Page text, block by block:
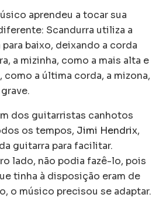
aprendeu a tocar sua
Scandurra utiliza a
baixo, deixando a corda
a mizinha, como a mais alta e
como a última corda, a mizona,
dos guitarristas canhotos
os tempos, Jimi Hendrix,
guitarra para facilitar.
lado, não podia fazê-lo, pois
tinha à disposição eram de
o músico precisou se adaptar.